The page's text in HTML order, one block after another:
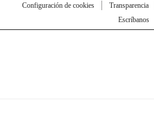
Configuración de cookies
Transparencia
Escríbanos